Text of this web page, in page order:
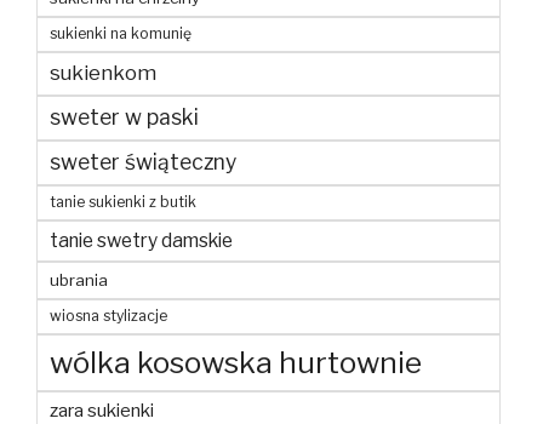
sukienki na komunię
sukienkom
sweter w paski
sweter świąteczny
tanie sukienki z butik
tanie swetry damskie
ubrania
wiosna stylizacje
wólka kosowska hurtownie
zara sukienki